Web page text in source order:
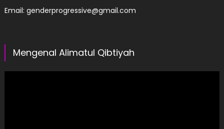
Email: genderprogressive@gmail.com
Mengenal Alimatul Qibtiyah